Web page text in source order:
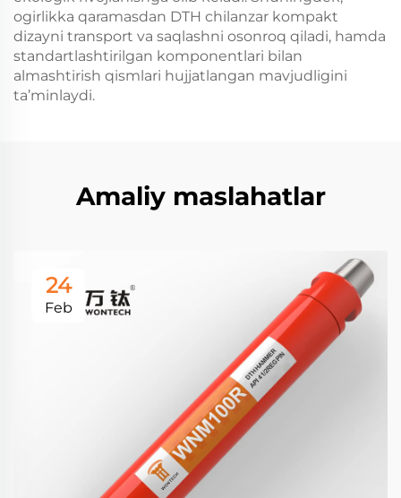
ogirlikka qaramasdan DTH chilanzar kompakt
dizayni transport va saqlashni osonroq qiladi, hamda
standartlashtirilgan komponentlari bilan
almashtirish qismlari hujjatlangan mavjudligini
ta’minlaydi.
Amaliy maslahatlar
24
Feb